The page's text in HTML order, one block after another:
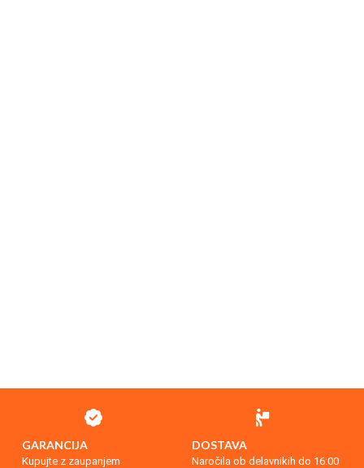
GARANCIJA
Kupujte z zaupanjem
DOSTAVA
Naročila ob delavnikih do 16:00